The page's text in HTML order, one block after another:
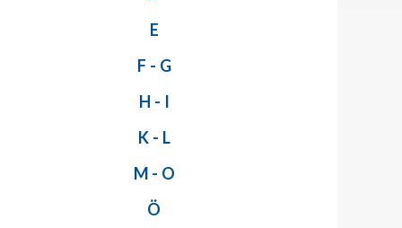
E
F - G
H - I
K - L
M - O
Ö